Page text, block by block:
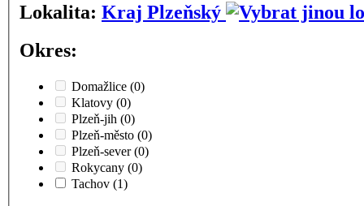
Lokalita:
Kraj Plzeňský
Okres:
Domažlice (0)
Klatovy (0)
Plzeň-jih (0)
Plzeň-město (0)
Plzeň-sever(0)
Rokycany (0)
Tachov (1)